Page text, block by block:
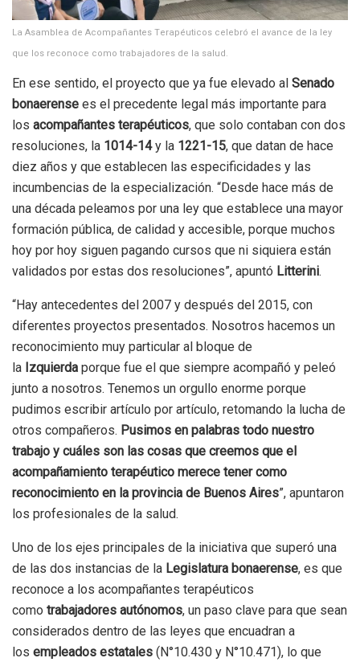
La Asamblea de Acompañantes Terapéuticos celebró el avance de la ley
que los reconoce como trabajadores de la salud.
En ese sentido, el proyecto que ya fue elevado al Senado
bonaerense es el precedente legal más importante para
los acompañantes terapéuticos, que solo contaban con dos
resoluciones, la 1014-14y la 1221-15, que datan de hace
diez años y que establecen las especificidades y las
incumbencias de la especialización. “Desde hace más de
una década peleamos por una ley que establece una mayor
formación pública, de calidad y accesible, porque muchos
hoy por hoy siguen pagando cursos que ni siquiera están
validados por estas dos resoluciones”, apuntó Litterini.
“Hay antecedentes del 2007 y después del 2015, con
diferentes proyectos presentados. Nosotros hacemos un
reconocimiento muy particular al bloque de
la Izquierda porque fue el que siempre acompañó y peleó
junto a nosotros. Tenemos un orgullo enorme porque
pudimos escribir artículo por artículo, retomando la lucha de
otros compañeros. Pusimos en palabras todo nuestro
trabajo y cuáles son las cosas que creemos que el
acompañamiento terapéutico merece tener como
reconocimiento en la provincia de Buenos Aires”, apuntaron
los profesionales de la salud.
Uno de los ejes principales de la iniciativa que superó una
de las dos instancias de la Legislatura bonaerense, es que
reconoce a los acompañantes terapéuticos
como trabajadores autónomos, un paso clave para que sean
considerados dentro de las leyes que encuadran a
los empleados estatales (N°10.430 y N°10.471), lo que